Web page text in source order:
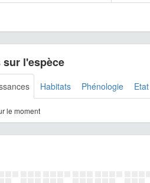
l'espèce
Habitats Phénologie
le moment